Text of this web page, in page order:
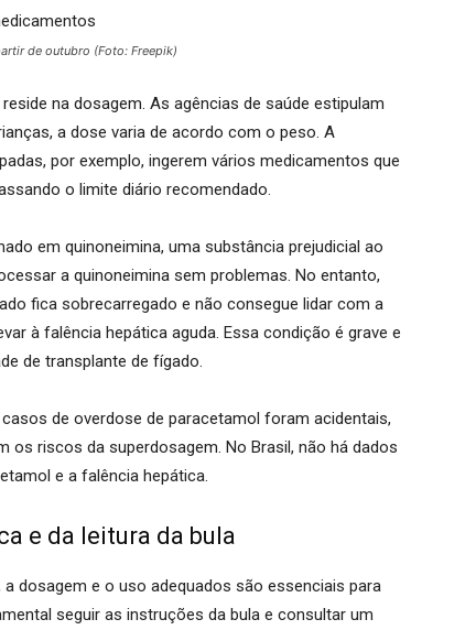
de outubro (Foto: Freepik)
na dosagem. As agências de saúde estipulam
a dose varia de acordo com o peso. A
por exemplo, ingerem vários medicamentos que
o limite diário recomendado.
em quinoneimina, uma substância prejudicial ao
a quinoneimina sem problemas. No entanto,
fica sobrecarregado e não consegue lidar com a
à falência hepática aguda. Essa condição é grave e
de transplante de fígado.
de overdose de paracetamol foram acidentais,
riscos da superdosagem. No Brasil, não há dados
e a falência hepática.
e da leitura da bula
dosagem e o uso adequados são essenciais para
seguir as instruções da bula e consultar um